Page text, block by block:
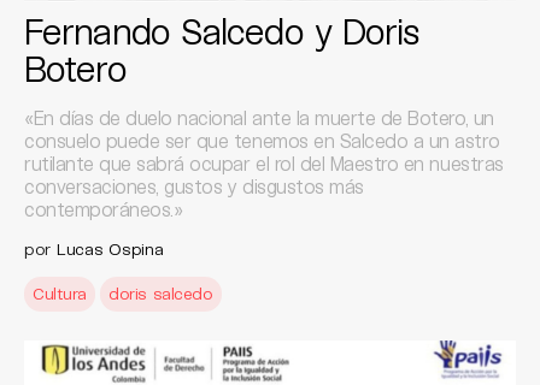
Fernando Salcedo y Doris
Botero
«En días de duelo nacional ante la muerte de Botero, un
consuelo puede ser que tenemos en Salcedo a un astro
rutilante que sabrá ocupar el rol del Maestro en nuestras
conversaciones, gustos y disgustos más
contemporáneos.»
por Lucas Ospina
Cultura doris salcedo